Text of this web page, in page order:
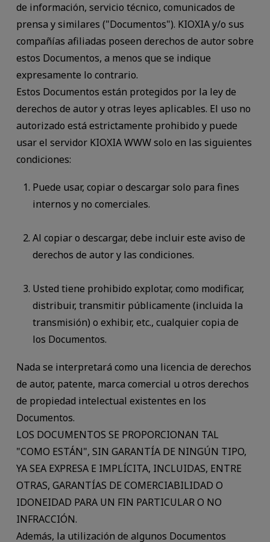
de información, servicio técnico, comunicados de
prensa y similares ("Documentos"). KIOXIA y/o sus
compañías afiliadas poseen derechos de autor sobre
estos Documentos, a menos que se indique
expresamente lo contrario.
Estos Documentos están protegidos por la ley de
derechos de autor y otras leyes aplicables. El uso no
autorizado está estrictamente prohibido y puede
usar el servidor KIOXIA WWW solo en las siguientes
condiciones:
Puede usar, copiar o descargar solo para fines
internos y no comerciales.
Al copiar o descargar, debe incluir este aviso de
derechos de autor y las condiciones.
Usted tiene prohibido explotar, como modificar,
distribuir, transmitir públicamente (incluida la
transmisión) o exhibir, etc., cualquier copia de
los Documentos.
Nada se interpretará como una licencia de derechos
de autor, patente, marca comercial u otros derechos
de propiedad intelectual existentes en los
Documentos.
LOS DOCUMENTOS SE PROPORCIONAN TAL
"COMO ESTÁN", SIN GARANTÍA DE NINGÚN TIPO,
YA SEA EXPRESA E IMPLÍCITA, INCLUIDAS, ENTRE
OTRAS, GARANTÍAS DE COMERCIABILIDAD O
IDONEIDAD PARA UN FIN PARTICULAR O NO
INFRACCIÓN.
Además, la utilización de algunos Documentos